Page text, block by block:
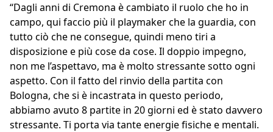
“Dagli anni di Cremona è cambiato il ruolo che ho in
campo, qui faccio più il playmaker che la guardia, con
tutto ciò che ne consegue, quindi meno tiri a
disposizione e più cose da cose. Il doppio impegno,
non me l’aspettavo, ma è molto stressante sotto ogni
aspetto. Con il fatto del rinvio della partita con
Bologna, che si è incastrata in questo periodo,
abbiamo avuto 8 partite in 20 giorni ed è stato davvero
stressante. Ti porta via tante energie fisiche e mentali.